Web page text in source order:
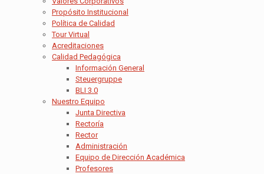
Propósito Institucional
Política de Calidad
Tour Virtual
Acreditaciones
Calidad Pedagógica
Información General
Steuergruppe
BLI 3.0
Nuestro Equipo
Junta Directiva
Rectoría
Rector
Administración
Equipo de Dirección Académica
Profesores